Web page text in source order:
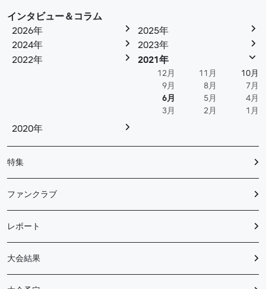
インタビュー＆コラム
2026年
2025年
2024年
2023年
2022年
2021年
12月 11月
10月
9月
8月
7月
6月
5月
4月
3月
2月 1月
2020年
特集
ファンクラブ
レポート
大会結果